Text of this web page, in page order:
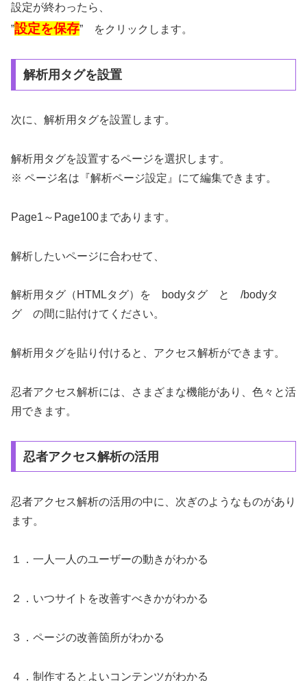
設定が終わったら、
”設定を保存” をクリックします。
解析用タグを設置
次に、解析用タグを設置します。
解析用タグを設置するページを選択します。
※ ページ名は『解析ページ設定』にて編集できます。
Page1～Page100まであります。
解析したいページに合わせて、
解析用タグ（HTMLタグ）を bodyタグ と /bodyタ
グ の間に貼付けてください。
解析用タグを貼り付けると、アクセス解析ができます。
忍者アクセス解析には、さまざまな機能があり、色々と活
用できます。
忍者アクセス解析の活用
忍者アクセス解析の活用の中に、次ぎのようなものがあり
ます。
１．一人一人のユーザーの動きがわかる
２．いつサイトを改善すべきかがわかる
３．ページの改善箇所がわかる
４．制作するとよいコンテンツがわかる